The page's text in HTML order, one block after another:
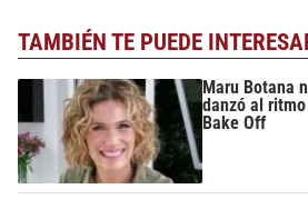
TAMBIÉN TE PUEDE
Maru Botana
danzó al
Bake Off